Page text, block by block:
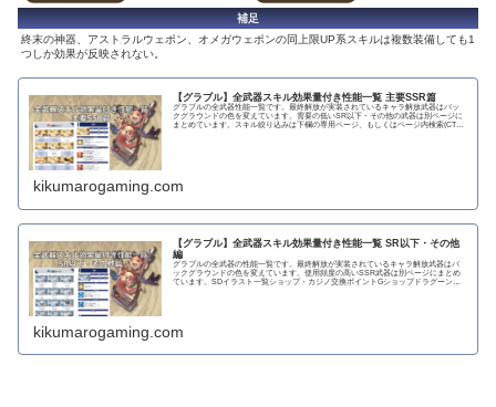
補足
終末の神器、アストラルウェポン、オメガウェポンの同上限UP系スキルは複数装備しても1
つしか効果が反映されない。
【グラブル】全武器スキル効果量付き性能一覧 主要SSR篇
グラブルの全武器性能一覧です。最終解放が実装されているキャラ解放武器はバッ
クグラウンドの色を変えています。需要の低いSR以下・その他の武器は別ページに
まとめています。スキル絞り込みは下欄の専用ページ、もしくはページ内検索(CTRL
kikumarogaming.com
【グラブル】全武器スキル効果量付き性能一覧 SR以下・その他
編
グラブルの全武器の性能一覧です。最終解放が実装されているキャラ解放武器はバ
ックグラウンドの色を変えています。使用頻度の高いSSR武器は別ページにまとめ
ています。SDイラスト一覧ショップ・カジノ交換ポイントGショップドラグーンラ
kikumarogaming.com